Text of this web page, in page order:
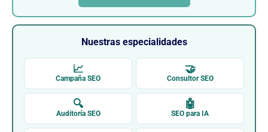
Nuestras especialidades
📈
Campaña SEO
🤝
Consultor SEO
🔍
Auditoría SEO
🤖
SEO para IA